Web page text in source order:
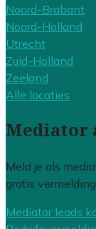
Noord-Brabant
Noord-Holland
Utrecht
Zuid-Holland
Zeeland
Alle locaties
Mediator
Meld je als
gratis vermelding.
Mediator leads